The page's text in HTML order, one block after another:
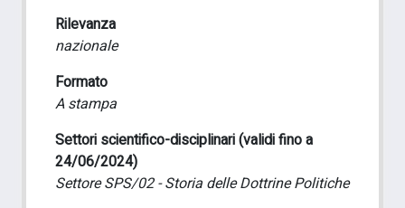
Rilevanza
nazionale
Formato
A stampa
Settori scientifico-disciplinari (validi fino a
24/06/2024)
Settore SPS/02 - Storia delle Dottrine Politiche